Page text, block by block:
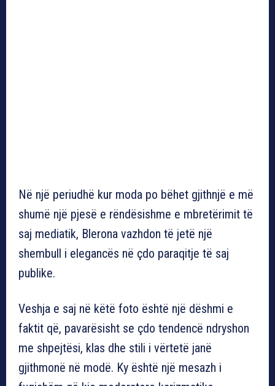
Në një periudhë kur moda po bëhet gjithnjë e më
shumë një pjesë e rëndësishme e mbretërimit të
saj mediatik, Blerona vazhdon të jetë një
shembull i elegancës në çdo paraqitje të saj
publike.
Veshja e saj në këtë foto është një dëshmi e
faktit që, pavarësisht se çdo tendencë ndryshon
me shpejtësi, klas dhe stili i vërtetë janë
gjithmonë në modë. Ky është një mesazh i